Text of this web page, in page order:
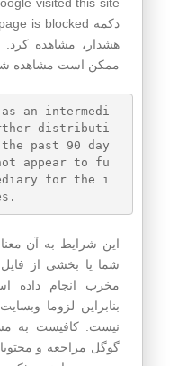
هشدار، مشاهده کرد.
ممکن است مشاهده
an intermedi
distributi
the past 90 day
appear to fu
for the i
این شرایط به آن
شما یا بخشی از فایل
مخرب انجام داده
بنابراین لزوما
نیست. کافیست به
گوگل مراجعه و